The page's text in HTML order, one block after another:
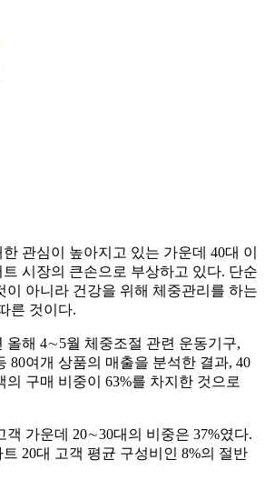
관심이 높아지고 있는 가운데 40대 이
시장의 큰손으로 부상하고 있다. 단순
이 아니라 건강을 위해 체중관리를 하는
른 것이다.
올해 4∼5월 체중조절 관련 운동기구,
80여개 상품의 매출을 분석한 결과, 40
의 구매 비중이 63%를 차지한 것으로
객 가운데 20∼30대의 비중은 37%였다.
20대 고객 평균 구성비인 8%의 절반